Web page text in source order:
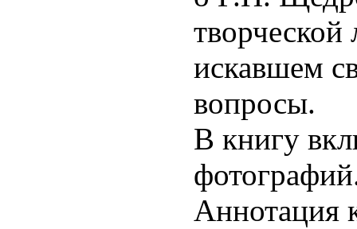
творческой
искавшем
вопросы.
В книгу
Аннотация